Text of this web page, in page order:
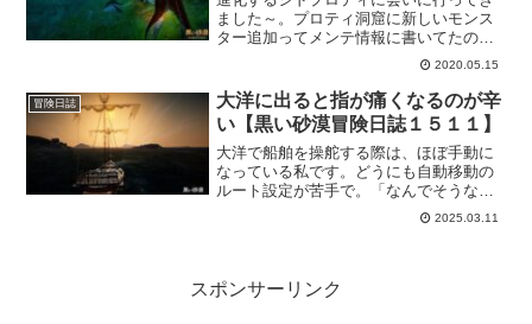
ました～。プロティ洞窟に新しいモンス
ター追加ってメンテ情報に書いてたの
で、最近ちょくちょくプロティ洞窟に行
くから丁度いいと思って。アイテムもた
くさんドロップしてくれるようですし
ね。お宝アイテムもドロップするらしい
けど、たぶんそれはないなｗ
2020.05.15
冒険日誌
大洋に出ると指が痛くなるのが辛
い【黒い砂漠冒険日誌１５１１】
大洋で船舶を操舵する際は、ほぼ手動に
なっている私です。どうにも自動移動の
ルート設定が苦手で。「なんでそうなる
んやっ！」といつもツッコミいれてます
ｗもっとこう障害物ないんだから、直線
2025.03.11
スポンサーリンク